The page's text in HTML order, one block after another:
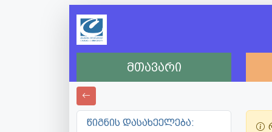
მთავარი
წიგნის დასახეელება: